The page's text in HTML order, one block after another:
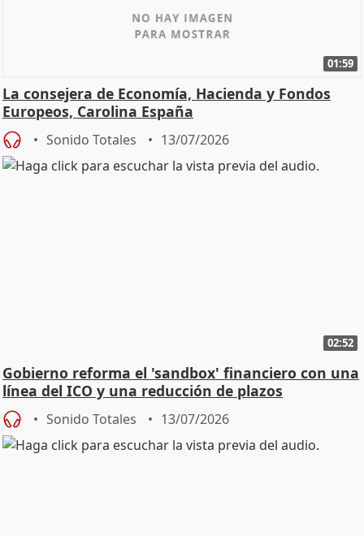
01:59
La consejera de Economía, Hacienda y Fondos
Europeos, Carolina España
Sonido Totales 13/07/2026
02:52
Gobierno reforma el 'sandbox' financiero con una
línea del ICO y una reducción de plazos
Sonido Totales 13/07/2026